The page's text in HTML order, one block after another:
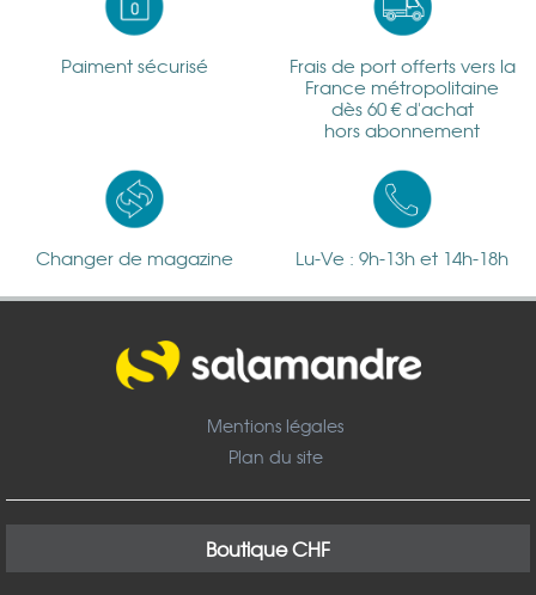
Paiment sécurisé
Frais de port offerts vers la
France métropolitaine
dès 60 € d'achat
hors abonnement
Changer de magazine Lu-Ve : 9h-13h et 14h-18h
Mentions légales
Plan du site
Boutique CHF